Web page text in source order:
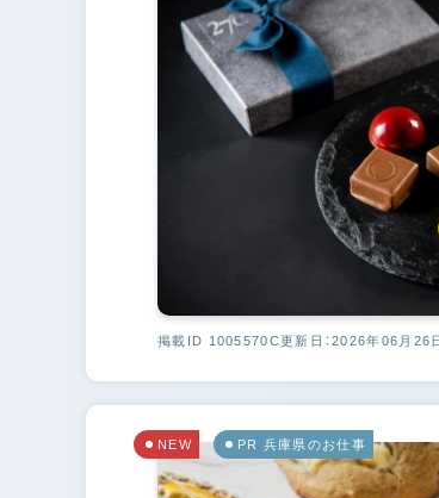
掲載ID 1005570C更新日：2026年06月26
NEW PR 兵庫県のお仕事